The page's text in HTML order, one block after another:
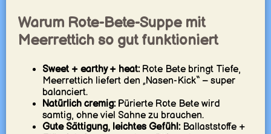
Warum Rote-Bete-Suppe mit
Meerrettich so gut funktioniert
Sweet + earthy + heat:Rote Bete bringt Tiefe,
Meerrettich liefert den „Nasen-Kick“ – super
balanciert.
Natürlich cremig:Pürierte Rote Bete wird
samtig, ohne viel Sahne zu brauchen.
Gute Sättigung, leichtes Gefühl:Ballaststoffe +